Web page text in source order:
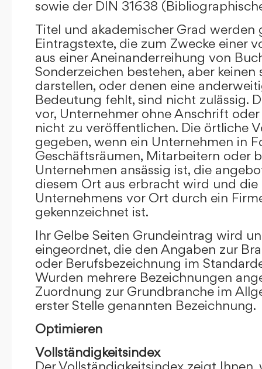
sowie der DIN 31638
Titel und akademischer Grad werden
Eintragstexte, die zum Zwecke einer
aus einer Aneinanderreihung von
Sonderzeichen bestehen, aber keinen
darstellen, oder denen eine
Bedeutung fehlt, sind nicht zulässig.
vor, Unternehmer ohne Anschrift
nicht zu veröffentlichen. Die örtliche
gegeben, wenn ein Unternehmen in
Geschäftsräumen, Mitarbeitern oder
Unternehmen ansässig ist, die
diesem Ort aus erbracht wird und die
Unternehmens vor Ort durch ein
gekennzeichnet ist.
Ihr Gelbe Seiten Grundeintrag wird
eingeordnet, die den Angaben zur
oder Berufsbezeichnung im
Wurden mehrere Bezeichnungen
Zuordnung zur Grundbranche im
erster Stelle genannten Bezeichnung.
Optimieren
Vollständigkeitsindex
Der Vollständigkeitsindex zeigt